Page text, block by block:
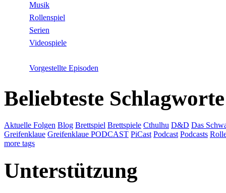
Musik
Rollenspiel
Serien
Videospiele
Vorgestellte Episoden
Beliebteste Schlagworte
Aktuelle Folgen Blog Brettspiel Brettspiele Cthulhu D&D Das
Greifenklaue Greifenklaue PODCAST PiCast Podcast Podcasts
more tags
Unterstützung